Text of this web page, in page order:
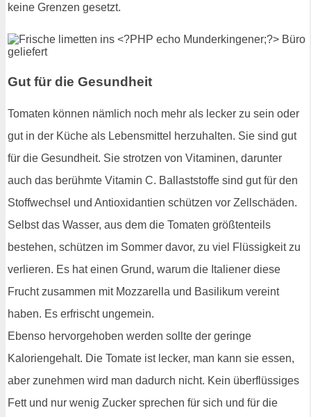
keine Grenzen gesetzt.
Gut für die Gesundheit
Tomaten können nämlich noch mehr als lecker zu sein oder
gut in der Küche als Lebensmittel herzuhalten. Sie sind gut
für die Gesundheit. Sie strotzen von Vitaminen, darunter
auch das berühmte Vitamin C. Ballaststoffe sind gut für den
Stoffwechsel und Antioxidantien schützen vor Zellschäden.
Selbst das Wasser, aus dem die Tomaten größtenteils
bestehen, schützen im Sommer davor, zu viel Flüssigkeit zu
verlieren. Es hat einen Grund, warum die Italiener diese
Frucht zusammen mit Mozzarella und Basilikum vereint
haben. Es erfrischt ungemein.
Ebenso hervorgehoben werden sollte der geringe
Kaloriengehalt. Die Tomate ist lecker, man kann sie essen,
aber zunehmen wird man dadurch nicht. Kein überflüssiges
Fett und nur wenig Zucker sprechen für sich und für die